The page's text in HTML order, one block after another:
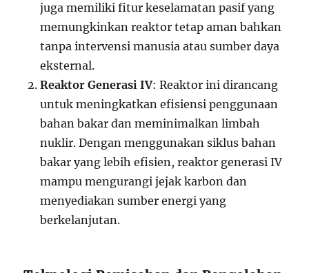
juga memiliki fitur keselamatan pasif yang
memungkinkan reaktor tetap aman bahkan
tanpa intervensi manusia atau sumber daya
eksternal.
Reaktor Generasi IV: Reaktor ini dirancang
untuk meningkatkan efisiensi penggunaan
bahan bakar dan meminimalkan limbah
nuklir. Dengan menggunakan siklus bahan
bakar yang lebih efisien, reaktor generasi IV
mampu mengurangi jejak karbon dan
menyediakan sumber energi yang
berkelanjutan.